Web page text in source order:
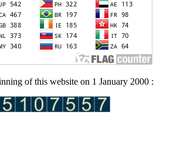
of this website on 1 January 2000 :